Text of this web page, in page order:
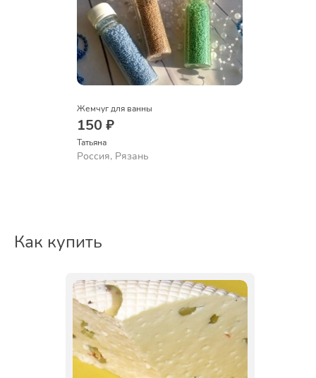
Жемчуг для ванны
150 ₽
Татьяна
Россия, Рязань
Как купить